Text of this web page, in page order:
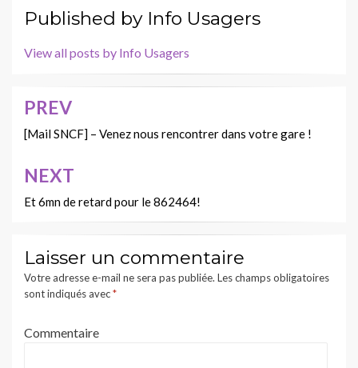
Published by Info Usagers
View all posts by Info Usagers
Navigation
de
l’article
PREV
[Mail SNCF] – Venez nous rencontrer dans votre gare !
NEXT
Et 6mn de retard pour le 862464!
Laisser un commentaire
Votre adresse e-mail ne sera pas publiée. Les champs obligatoires
sont indiqués avec*
Commentaire